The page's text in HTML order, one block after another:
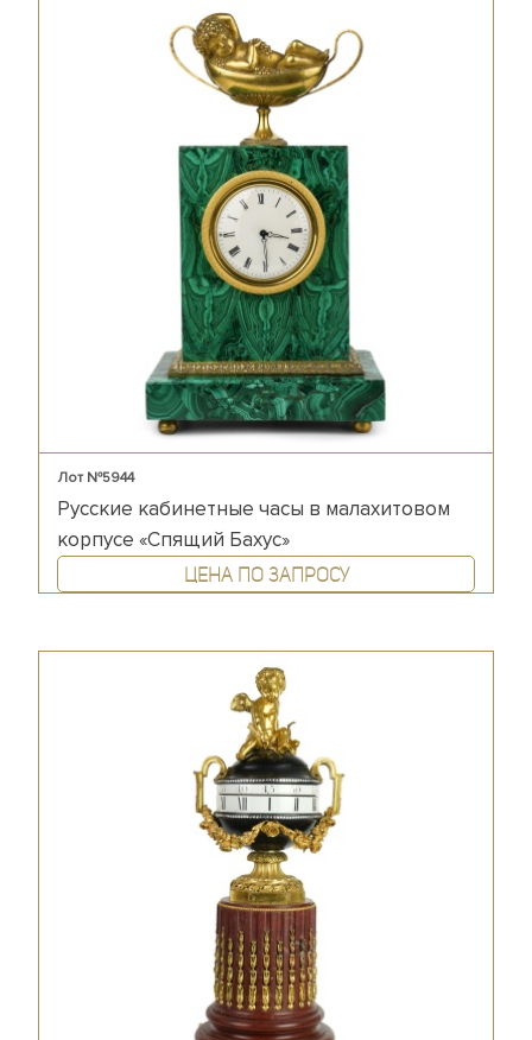
Лот №5944
Русские кабинетные часы в малахитовом
корпусе «Спящий Бахус»
Цена по запросу